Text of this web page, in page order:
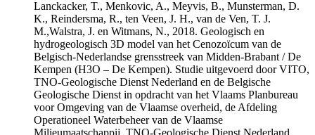
Lanckacker, T., Menkovic, A., Meyvis, B., Munsterman, D.
K., Reindersma, R., ten Veen, J. H., van de Ven, T. J.
M.,Walstra, J. en Witmans, N., 2018. Geologisch en
hydrogeologisch 3D model van het Cenozoïcum van de
Belgisch-Nederlandse grensstreek van Midden-Brabant / De
Kempen (H3O – De Kempen). Studie uitgevoerd door VITO,
TNO-Geologische Dienst Nederland en de Belgische
Geologische Dienst in opdracht van het Vlaams Planbureau
voor Omgeving van de Vlaamse overheid, de Afdeling
Operationeel Waterbeheer van de Vlaamse
Milieumaatschappij, TNO-Geologische Dienst Nederland,